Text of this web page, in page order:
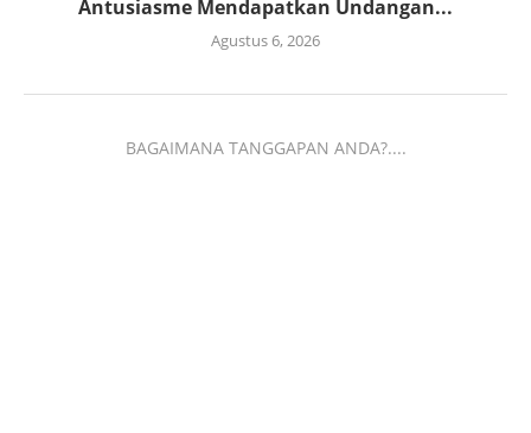
Antusiasme Mendapatkan Undangan...
Agustus 6, 2026
BAGAIMANA TANGGAPAN ANDA?....